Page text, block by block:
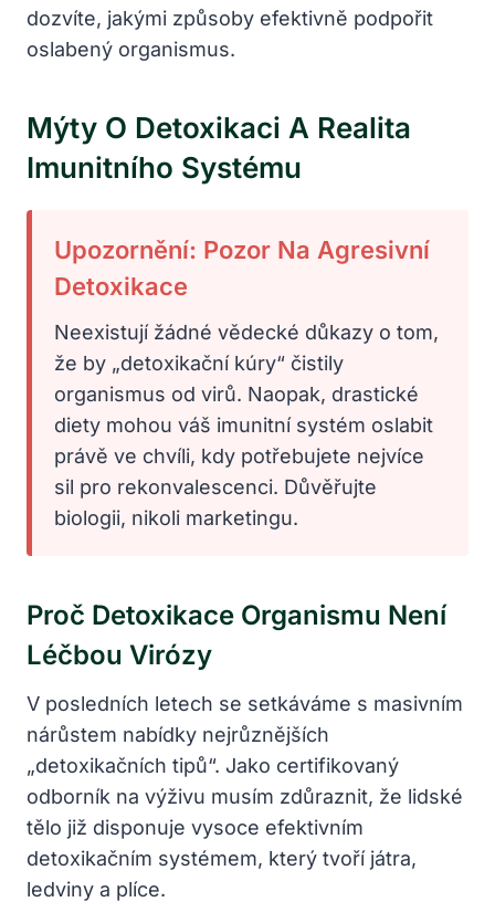
dozvíte, jakými způsoby efektivně podpořit
oslabený organismus.
Mýty O Detoxikaci A Realita
Imunitního Systému
Upozornění: Pozor Na Agresivní
Detoxikace
Neexistují žádné vědecké důkazy o tom,
že by „detoxikační kúry“ čistily
organismus od virů. Naopak, drastické
diety mohou váš imunitní systém oslabit
právě ve chvíli, kdy potřebujete nejvíce
sil pro rekonvalescenci. Důvěřujte
biologii, nikoli marketingu.
Proč Detoxikace Organismu Není
Léčbou Virózy
V posledních letech se setkáváme s masivním
nárůstem nabídky nejrůznějších
„detoxikačních tipů“. Jako certifikovaný
odborník na výživu musím zdůraznit, že lidské
tělo již disponuje vysoce efektivním
detoxikačním systémem, který tvoří játra,
ledviny a plíce.